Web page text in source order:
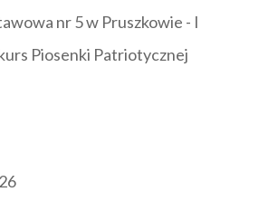
nr 5 w Pruszkowie - I
Piosenki Patriotycznej